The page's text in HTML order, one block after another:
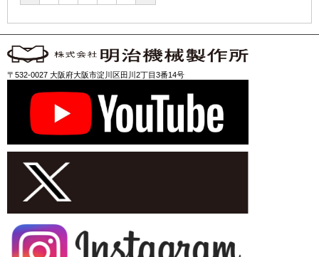
〒532-0027 大阪府大阪市淀川区田川2丁目3番14号